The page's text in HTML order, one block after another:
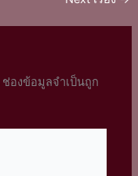
ช่องข้อมูลจำเป็นถูก